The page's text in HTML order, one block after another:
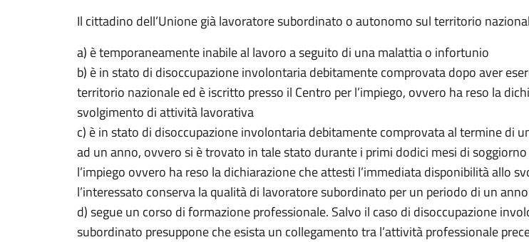
Il cittadino dell’Unione già lavoratore subordinato o autonomo sul territorio
a) è temporaneamente inabile al lavoro a seguito di una malattia o infortunio
b) è in stato di disoccupazione involontaria debitamente comprovata dopo aver
territorio nazionale ed è iscritto presso il Centro per l’impiego, ovvero ha reso la
svolgimento di attività lavorativa
c) è in stato di disoccupazione involontaria debitamente comprovata al termine di
ad un anno, ovvero si è trovato in tale stato durante i primi dodici mesi di
l’impiego ovvero ha reso la dichiarazione che attesti l’immediata disponibilità allo
l’interessato conserva la qualità di lavoratore subordinato per un periodo di un anno
d) segue un corso di formazione professionale. Salvo il caso di disoccupazione
subordinato presuppone che esista un collegamento tra l’attività professionale